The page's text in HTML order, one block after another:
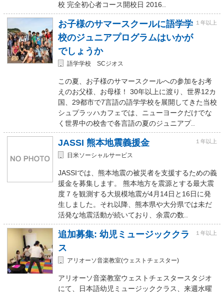
校 完全初心者コース開校日 2016..
お子様のサマースクールに語学学
校のジュニアプログラムはいかが
でしょうか
１年以上
語学学校 SCジオス
この夏、お子様のサマースクールへの参加をお考
えのお父様、お母様！ 30年以上に渡り、世界12カ
国、29都市で7言語の語学学校を展開してきた当校
シュプラッハカフェでは、ニューヨークだけでな
く世界中の校舎で各言語の夏のジュニアプ..
JASSI 熊本地震義援金 １年以上
日米ソーシャルサービス
JASSIでは、熊本地震の被災者を支援するための義
援金を募集します。 熊本地方を震源とする最大震
度７を観測する大規模地震が4月14日と16日に発
生しました。それ以降、熊本県や大分県では未だ
活発な地震活動が続いており、余震の数..
追加募集: 幼児ミュージッククラ
ス
１年以上
アリオーソ音楽教室(ウェストチェスター)
アリオーソ音楽教室ウェストチェスタースタジオ
にて、日本語幼児ミュージッククラス、来週水曜